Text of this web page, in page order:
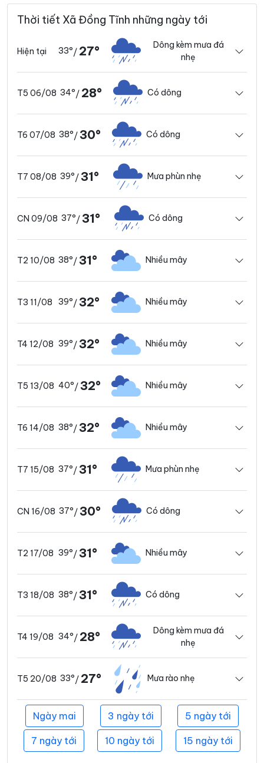
Thời tiết Xã Đồng Tĩnh những ngày tới
Hiện tại 33°/ 27°
Dông kèm mưa đá
nhẹ
T5 06/08 34°/ 28° Có dông
T6 07/08 38°/30° Có dông
T7 08/08 39°/31° Mưa phùn nhẹ
CN 09/08 37°/31° Có dông
T2 10/08 38°/31° Nhiều mây
T3 11/08 39°/32° Nhiều mây
T4 12/08 39°/32° Nhiều mây
T5 13/08 40°/32° Nhiều mây
T6 14/08 38°/32° Nhiều mây
T7 15/08 37°/31° Mưa phùn nhẹ
CN 16/08 37°/30° Có dông
T2 17/08 39°/31° Nhiều mây
T3 18/08 38°/31° Có dông
T4 19/08 34°/ 28°
Dông kèm mưa đá
nhẹ
T5 20/08 33°/ 27° Mưa rào nhẹ
Ngày mai 3 ngày tới 5 ngày tới
7 ngày tới 10 ngày tới 15 ngày tới